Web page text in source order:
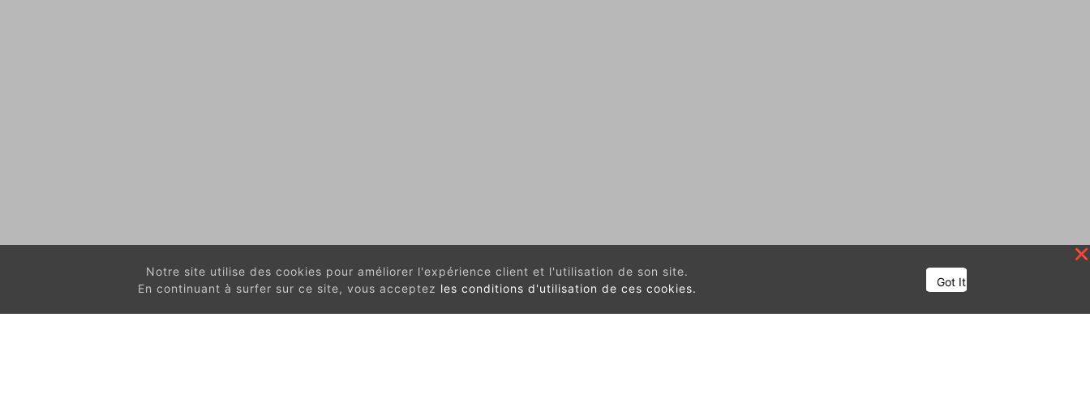
Notre site utilise des cookies pour améliorer l'expérience client et l'utilisation de son site.
En continuant à surfer sur ce site, vous acceptez les conditions d'utilisation de ces cookies. Got It